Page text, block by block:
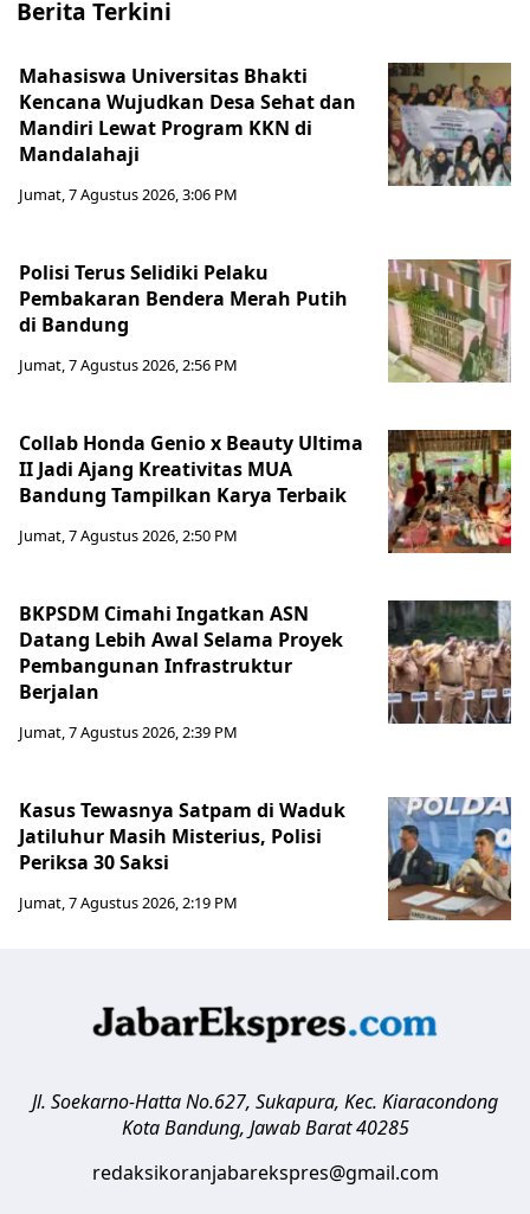
Berita Terkini
Mahasiswa Universitas Bhakti
Kencana Wujudkan Desa Sehat dan
Mandiri Lewat Program KKN di
Mandalahaji
Jumat, 7 Agustus 2026, 3:06 PM
Polisi Terus Selidiki Pelaku
Pembakaran Bendera Merah Putih
di Bandung
Jumat, 7 Agustus 2026, 2:56 PM
Collab Honda Genio x Beauty Ultima
II Jadi Ajang Kreativitas MUA
Bandung Tampilkan Karya Terbaik
Jumat, 7 Agustus 2026, 2:50 PM
BKPSDM Cimahi Ingatkan ASN
Datang Lebih Awal Selama Proyek
Pembangunan Infrastruktur
Berjalan
Jumat, 7 Agustus 2026, 2:39 PM
Kasus Tewasnya Satpam di Waduk
Jatiluhur Masih Misterius, Polisi
Periksa 30 Saksi
Jumat, 7 Agustus 2026, 2:19 PM
Jl. Soekarno-Hatta No.627, Sukapura, Kec. Kiaracondong
Kota Bandung, Jawab Barat 40285
redaksikoranjabarekspres@gmail.com